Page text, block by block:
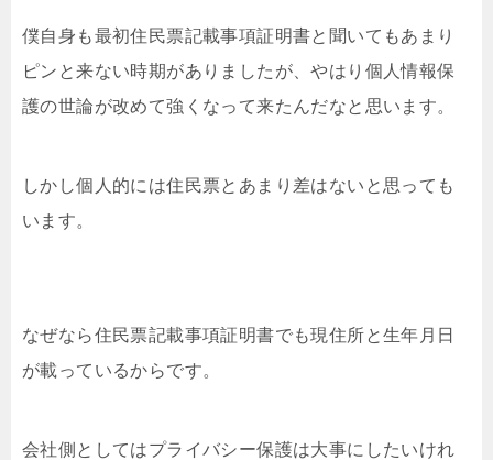
僕自身も最初住民票記載事項証明書と聞いてもあまり
ピンと来ない時期がありましたが、やはり個人情報保
護の世論が改めて強くなって来たんだなと思います。
しかし個人的には住民票とあまり差はないと思っても
います。
なぜなら住民票記載事項証明書でも現住所と生年月日
が載っているからです。
会社側としてはプライバシー保護は大事にしたいけれ